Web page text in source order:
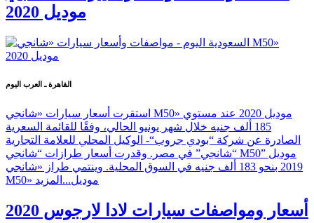
موديل 2020
القاهرة ـ العرب اليوم
استقرت أسعار سيارات «شانجي M50» موديل 2020 عند مستوي
185 ألف جنيه خلال شهر يونيو الحالي، وفقًا للقائمة السعرية
الصادرة عن شركة “بودي جروب“- الوكيل المحلي للعلامة التجارية
“شانجي” في مصر. وقدرت أسعار طرازات “شانجي M50” موديل
2019 بنحو 183 ألف جنيه في السوق المحلية. وينتمي طراز «شانجي
M50» موديل... المزيد
أسعار ومواصفات سيارات لادا لارجوس 2020